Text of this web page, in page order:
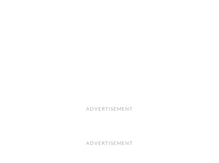
ADVERTISEMENT
ADVERTISEMENT